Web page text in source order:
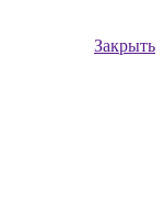
Закрыть